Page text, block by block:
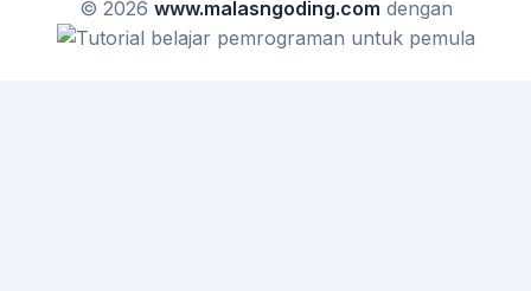
© 2026 www.malasngoding.com dengan